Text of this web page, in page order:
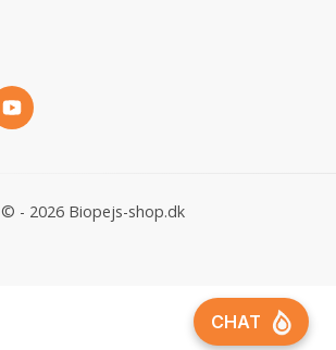
© - 2026 Biopejs-shop.dk